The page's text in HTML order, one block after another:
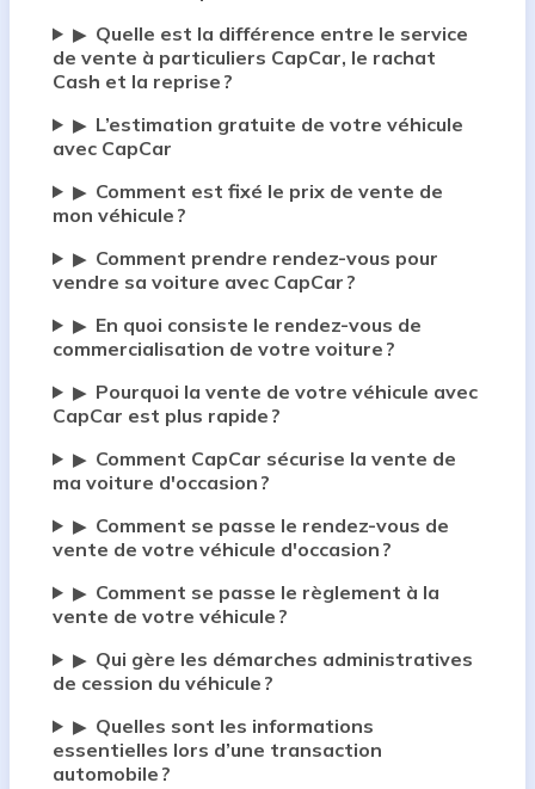
▶ Quelle est la différence entre le service
de vente à particuliers CapCar, le rachat
Cash et la reprise ?
▶ L’estimation gratuite de votre véhicule
avec CapCar
▶ Comment est fixé le prix de vente de
mon véhicule ?
▶ Comment prendre rendez-vous pour
vendre sa voiture avec CapCar ?
▶ En quoi consiste le rendez-vous de
commercialisation de votre voiture ?
▶ Pourquoi la vente de votre véhicule avec
CapCar est plus rapide ?
▶ Comment CapCar sécurise la vente de
ma voiture d'occasion ?
▶ Comment se passe le rendez-vous de
vente de votre véhicule d'occasion ?
▶ Comment se passe le règlement à la
vente de votre véhicule ?
▶ Qui gère les démarches administratives
de cession du véhicule ?
▶ Quelles sont les informations
essentielles lors d’une transaction
automobile ?